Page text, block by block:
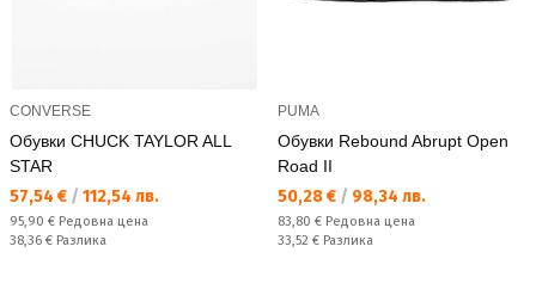
CONVERSE
Обувки CHUCK TAYLOR ALL
STAR
Текуща цена:
57,54 € / 112,54 лв.
Редовна цена:
95,90 € Редовна цена
Спестявате:
38,36 € Разлика
PUMA
Обувки Rebound Abrupt Open
Road II
Текуща цена:
50,28 € / 98,34 лв.
Редовна цена:
83,80 € Редовна цена
Спестявате:
33,52 € Разлика